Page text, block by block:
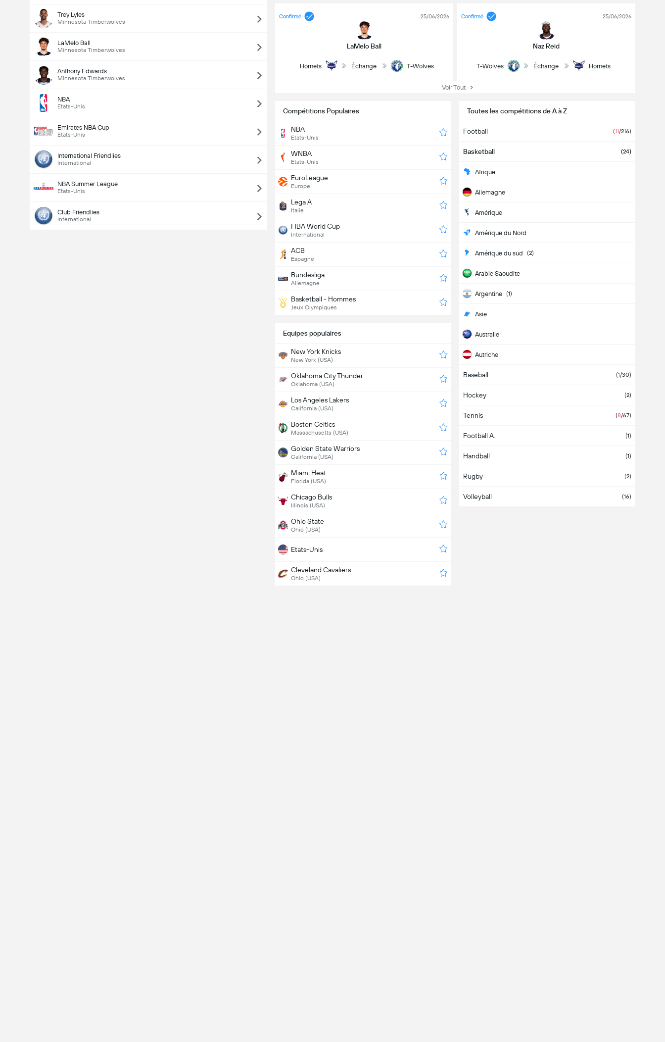
Trey Lyles
Minnesota Timberwolves
LaMelo Ball
Minnesota Timberwolves
Anthony Edwards
Minnesota Timberwolves
NBA
Etats-Unis
Emirates NBA Cup
Etats-Unis
International Friendlies
International
NBA Summer League
Etats-Unis
Club Friendlies
International
Confirmé
LaMelo Ball
25/06/2026
Hornets Échange T-Wolves
Confirmé
Naz Reid
25/06/2026
T-Wolves Échange Hornets
Voir Tout
Compétitions Populaires
NBA
Etats-Unis
WNBA
Etats-Unis
EuroLeague
Europe
Lega A
Italie
FIBA World Cup
International
ACB
Espagne
Bundesliga
Allemagne
Basketball - Hommes
Jeux Olympiques
Toutes les compétitions de A à Z
Football (11/216)
Basketball (24)
Afrique
Allemagne
Amérique
Amérique du Nord
Amérique du sud (2)
Arabie Saoudite
Argentine (1)
Asie
Australie
Autriche
Belgique
Bolivie
Bosnie-Herzégovine
Brésil
Bulgarie
Cameroun
Canada
Baseball (1/30)
Hockey (2)
Tennis (8/67)
Football A. (1)
Handball (1)
Rugby (2)
Volleyball (16)
Equipes populaires
New York Knicks
New York (USA)
Oklahoma City Thunder
Oklahoma (USA)
Los Angeles Lakers
California (USA)
Boston Celtics
Massachusetts (USA)
Golden State Warriors
California (USA)
Miami Heat
Florida (USA)
Chicago Bulls
Illinois (USA)
Ohio State
Ohio (USA)
Etats-Unis
Cleveland Cavaliers
Ohio (USA)